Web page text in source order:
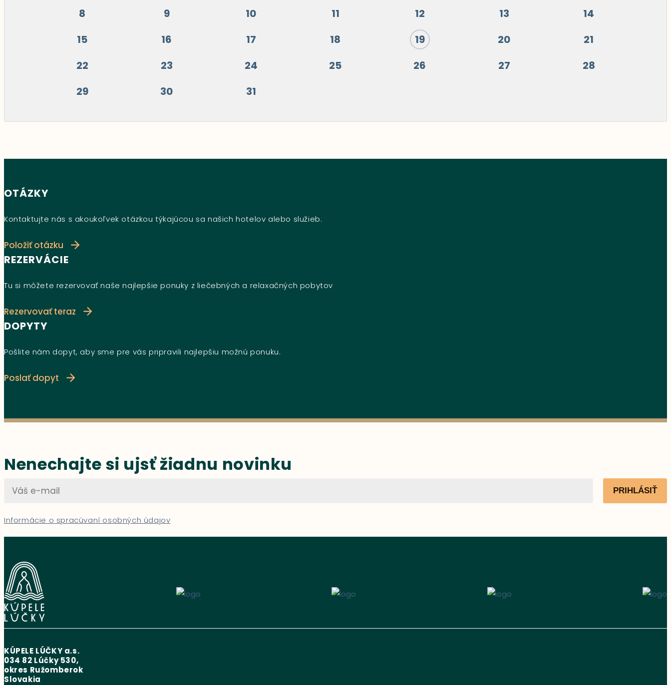
8
9 10 11 12 13
14
15
16 17 18 19 20
21
22
23 24 25 26 27
28
29
30 31
OTÁZKY
Kontaktujte nás s akoukoľvek otázkou týkajúcou sa našich hotelov alebo služieb.
Položiť otázku
REZERVÁCIE
Tu si môžete rezervovať naše najlepšie ponuky z liečebných a relaxačných pobytov
Rezervovať teraz
DOPYTY
Pošlite nám dopyt, aby sme pre vás pripravili najlepšiu možnú ponuku.
Poslať dopyt
Nenechajte si ujsť žiadnu novinku
PRIHLÁSIŤ
Informácie o spracúvaní osobných údajov
KÚPELE LÚČKY a.s.
034 82 Lúčky 530,
okres Ružomberok
Slovakia